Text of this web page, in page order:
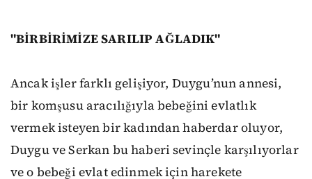
"BİRBİRİMİZE SARILIP AĞLADIK"
Ancak işler farklı gelişiyor, Duygu’nun annesi,
bir komşusu aracılığıyla bebeğini evlatlık
vermek isteyen bir kadından haberdar oluyor,
Duygu ve Serkan bu haberi sevinçle karşılıyorlar
ve o bebeği evlat edinmek için harekete